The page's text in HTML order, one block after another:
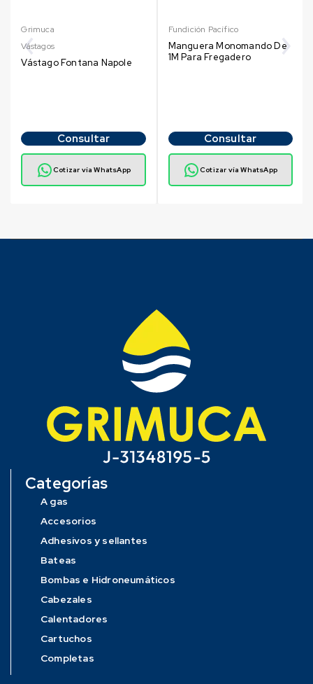
Grimuca
Vástagos
Vástago Fontana Napole
Consultar
Cotizar vía WhatsApp
Fundición Pacífico
Manguera Monomando De
1M Para Fregadero
Consultar
Cotizar vía WhatsApp
Categorías
A gas
Accesorios
Adhesivos y sellantes
Bateas
Bombas e Hidroneumáticos
Cabezales
Calentadores
Cartuchos
Completas